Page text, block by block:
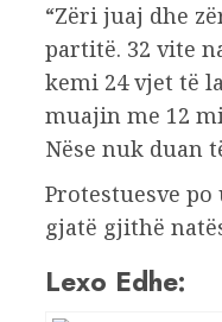
“Zëri juaj dhe
partitë. 32 vite
kemi 24 vjet të
muajin me 12
Nëse nuk duan
Protestuesve
gjatë gjithë
Lexo Edhe: